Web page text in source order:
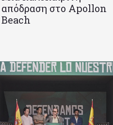
απόδραση στο Apollon
Beach